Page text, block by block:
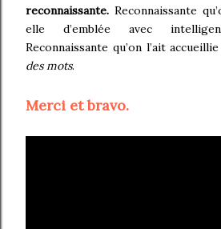
reconnaissante. Reconnaissante
elle d’emblée avec
Reconnaissante qu’on l’ait
des mots.
Merci et bravo.